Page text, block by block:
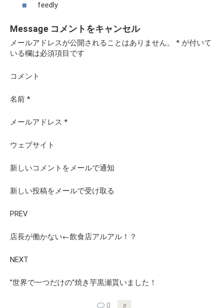
feedly
Message コメントをキャンセル
メールアドレスが公開されることはありません。 * が付いて
いる欄は必須項目です
コメント
名前 *
メールアドレス *
ウェブサイト
新しいコメントをメールで通知
新しい投稿をメールで受け取る
PREV
店長が働かない←飲食店アルアル！？
NEXT
”世界で一つだけの”焼き芋黒瀬貰いました！
0